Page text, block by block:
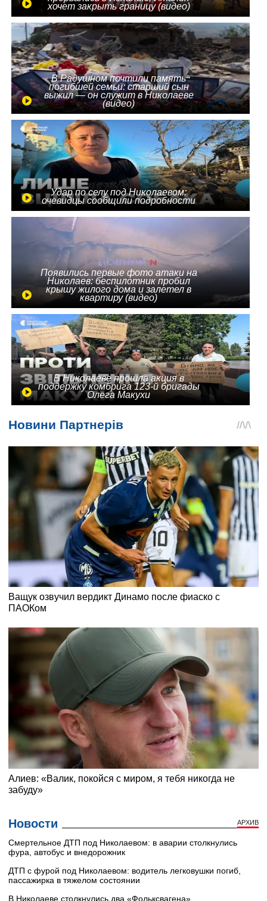
хочет закрыть границу (видео)
В Радушном почтили память
погибшей семьи: старший сын
выжил — он служит в Николаеве
(видео)
Удар по селу под Николаевом:
очевидцы сообщили подробности
Появились первые фото атаки на
Николаев: беспилотник пробил
крышу жилого дома и залетел в
квартиру (видео)
В Николаеве прошла акция в
поддержку комбрига 123-й бригады
Олега Макухи
Новости АРХИВ
Смертельное ДТП под Николаевом: в аварии столкнулись
фура, автобус и внедорожник
ДТП с фурой под Николаевом: водитель легковушки погиб,
пассажирка в тяжелом состоянии
В Николаеве столкнулись два «Фольксвагена»